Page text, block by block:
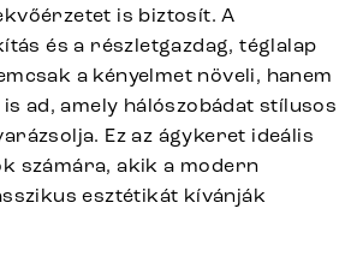
is biztosít. A
és a részletgazdag, téglalap
a kényelmet növeli, hanem
ad, amely hálószobádat stílusos
Ez az ágykeret ideális
számára, akik a modern
esztétikát kívánják